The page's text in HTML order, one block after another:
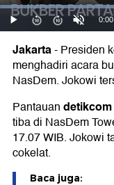
Jakarta-Presiden
menghadiri acara
NasDem. Jokowi
Pantauandetikcom
tiba di NasDem
17.07 WIB. Jokowi
cokelat.
Baca juga: